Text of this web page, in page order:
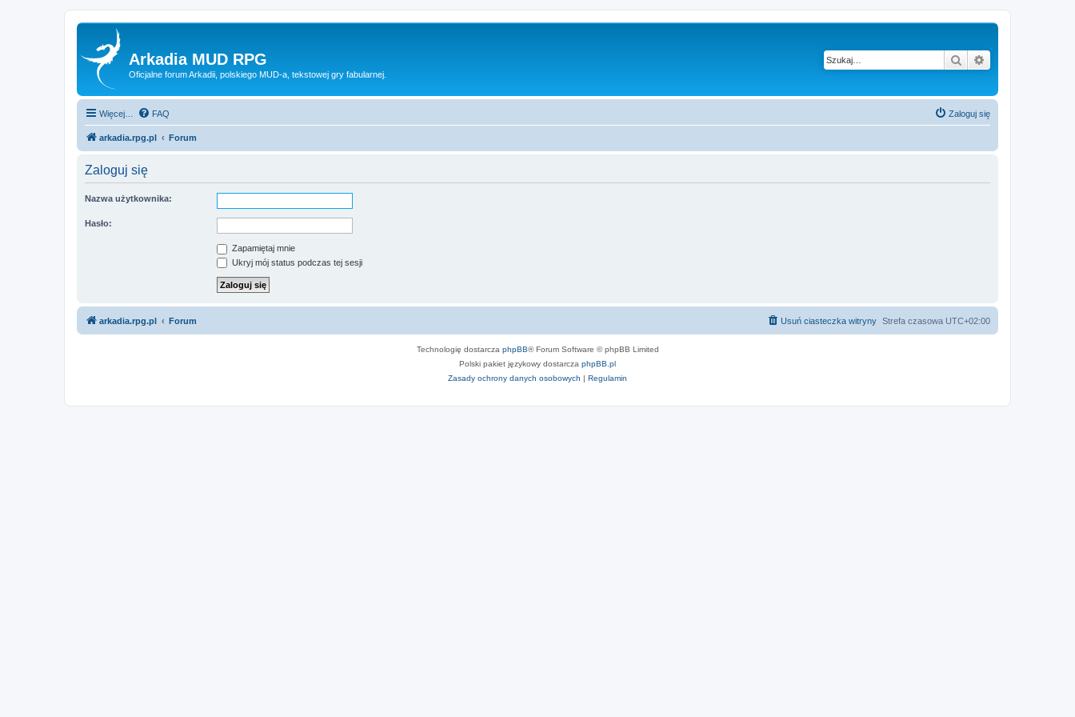
Arkadia MUD RPG
Oficjalne forum Arkadii, polskiego MUD-a, tekstowej gry fabularnej.
Szukaj
Więcej… FAQ Zaloguj się
arkadia.rpg.pl Forum
Zaloguj się
Nazwa użytkownika:
Hasło:
Zapamiętaj mnie
Ukryj mój status podczas tej sesji
arkadia.rpg.pl Forum Strefa czasowa UTC+02:00
Usuń ciasteczka witryny
Technologię dostarcza phpBB® Forum Software © phpBB Limited
Polski pakiet językowy dostarcza phpBB.pl
Zasady ochrony danych osobowych | Regulamin